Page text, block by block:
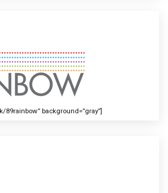
background=”gray”]